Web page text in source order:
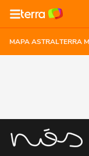
MAPA ASTRALTERRA